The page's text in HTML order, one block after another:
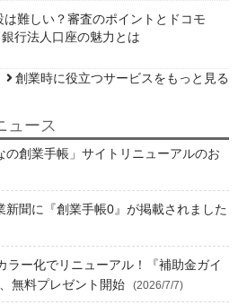
は難しい？審査のポイントとドコモ
行法人口座の魅力とは
創業時に役立つサービスをもっと見る
ュース
の創業手帳」サイトリニューアルのお
新聞に『創業手帳0』が掲載されました
ラー化でリニューアル！『補助金ガイ
無料プレゼント開始
(2026/7/7)